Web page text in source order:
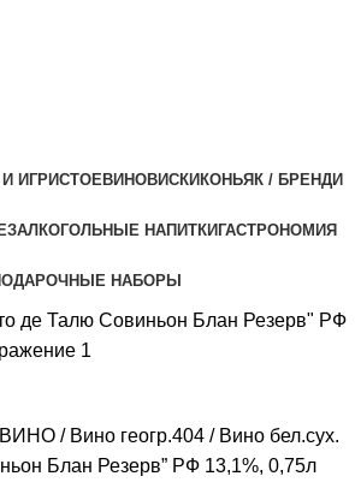
ИГРИСТОЕВИНОВИСКИКОНЬЯК / БРЕНДИ
НАПИТКИГАСТРОНОМИЯ
НАБОРЫ
ВИНО Вино геогр.404
Вино бел.сух.
Блан Резерв” РФ 13,1%, 0,75л